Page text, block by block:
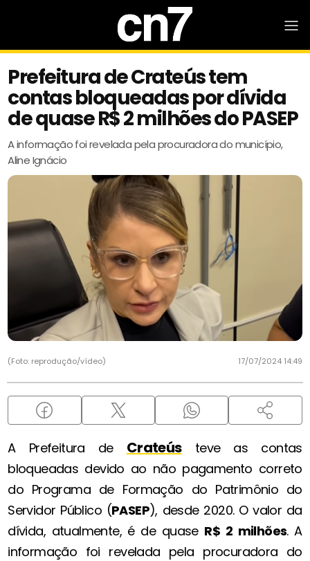
Prefeitura de Crateús tem
contas bloqueadas por dívida
de quase R$ 2 milhões do PASEP
A informação foi revelada pela procuradora do município,
Aline Ignácio
(Foto: reprodução/vídeo) 17/07/2024 14:49
A Prefeitura de Crateústeve as contas
bloqueadas devido ao não pagamento correto
do Programa de Formação do Patrimônio do
Servidor Público (PASEP), desde 2020. O valor da
dívida, atualmente, é de quase R$ 2 milhões. A
informação foi revelada pela procuradora do